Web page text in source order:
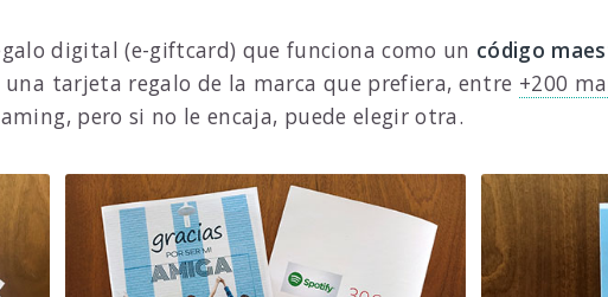
digital (e-giftcard) que funciona como un código
tarjeta regalo de la marca que prefiera, entre +200
pero si no le encaja, puede elegir otra.